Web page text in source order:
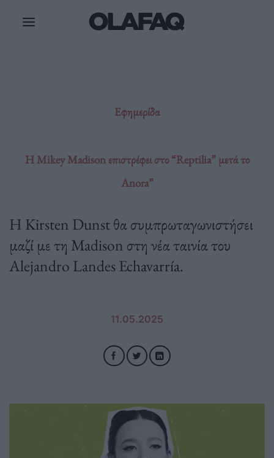
Εφημερίδα
Η Mikey Madison επιστρέφει στο “Reptilia” μετά το
Anora”
Η Kirsten Dunst θα συμπρωταγωνιστήσει
μαζί με τη Madison στη νέα ταινία του
Alejandro Landes Echavarría.
11.05.2025